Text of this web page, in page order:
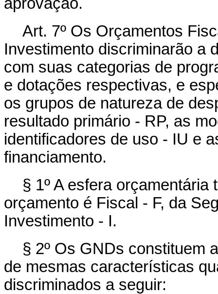
Art. 7º Os Orçamentos
Investimento discriminarão a
com suas categorias de
e dotações respectivas, e
os grupos de natureza de
resultado primário - RP, as
identificadores de uso - IU e
financiamento.
§ 1º A esfera
orçamento é Fiscal - F, da
Investimento - I.
§ 2º Os GNDs constituem
de mesmas características
discriminados a seguir: